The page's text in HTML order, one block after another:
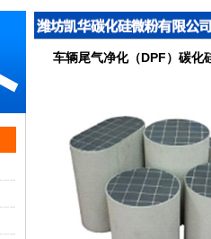
车辆尾气净化（DPF）碳化